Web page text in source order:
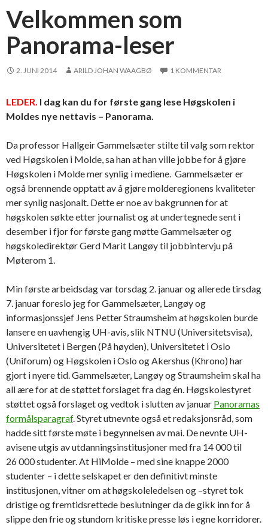
Velkommen som
Panorama-leser
2. JUNI 2014 ARILD JOHAN WAAGBØ 1 KOMMENTAR
LEDER. I dag kan du for første gang lese Høgskolen i
Moldes nye nettavis – Panorama.
Da professor Hallgeir Gammelsæter stilte til valg som rektor
ved Høgskolen i Molde, sa han at han ville jobbe for å gjøre
Høgskolen i Molde mer synlig i mediene. Gammelsæter er
også brennende opptatt av å gjøre molderegionens kvaliteter
mer synlig nasjonalt. Dette er noe av bakgrunnen for at
høgskolen søkte etter journalist og at undertegnede sent i
desember i fjor for første gang møtte Gammelsæter og
høgskoledirektør Gerd Marit Langøy til jobbintervju på
Møterom 1.
Min første arbeidsdag var torsdag 2. januar og allerede tirsdag
7. januar foreslo jeg for Gammelsæter, Langøy og
informasjonssjef Jens Petter Straumsheim at høgskolen burde
lansere en uavhengig UH-avis, slik NTNU (Universitetsvisa),
Universitetet i Bergen (På høyden), Universitetet i Oslo
(Uniforum) og Høgskolen i Oslo og Akershus (Khrono) har
gjort i nyere tid. Gammelsæter, Langøy og Straumsheim skal ha
all ære for at de støttet forslaget fra dag én. Høgskolestyret
støttet også forslaget og vedtok i slutten av januar Panoramas
formålsparagraf. Styret utnevnte også et redaksjonsråd, som
hadde sitt første møte i begynnelsen av mai. De nevnte UH-
avisene utgis av utdanningsinstitusjoner med fra 14 000 til
26 000 studenter. At HiMolde – med sine knappe 2000
studenter – i dette selskapet er den definitivt minste
institusjonen, vitner om at høgskoleledelsen og –styret tok
dristige og fremtidsrettede beslutninger da de gikk inn for å
slippe den frie og stundom kritiske presse løs i egne korridorer.